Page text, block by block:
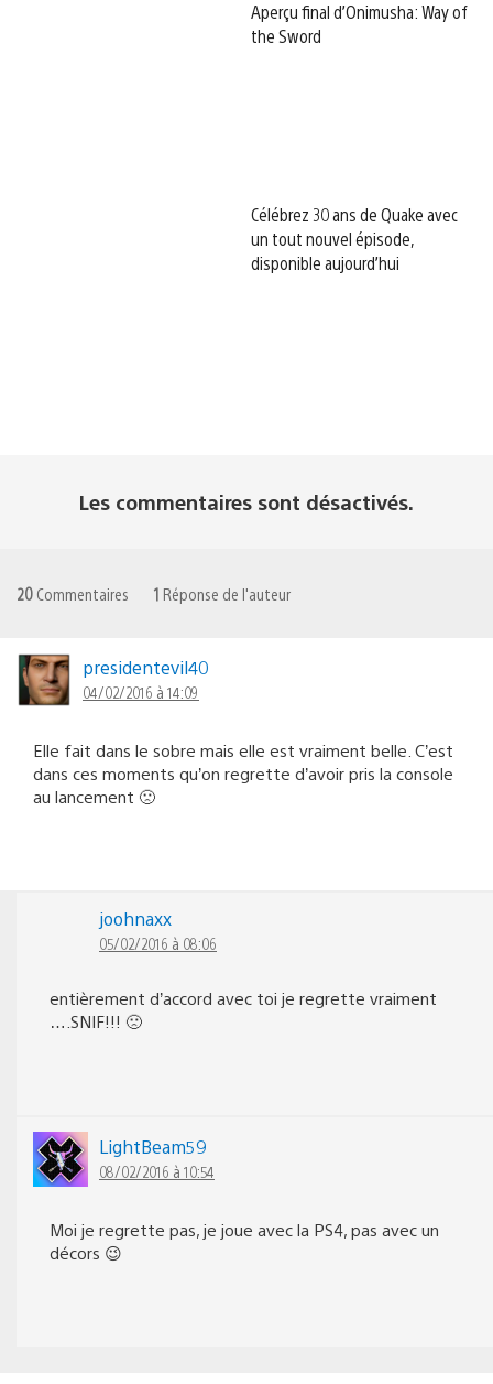
Aperçu final d’Onimusha: Way of
the Sword
Célébrez 30 ans de Quake avec
un tout nouvel épisode,
disponible aujourd’hui
Les commentaires sont désactivés.
20 Commentaires 1 Réponse de l'auteur
presidentevil40
04/02/2016 à 14:09
Elle fait dans le sobre mais elle est vraiment belle. C’est
dans ces moments qu’on regrette d’avoir pris la console
au lancement 🙁
joohnaxx
05/02/2016 à 08:06
entièrement d’accord avec toi je regrette vraiment
….SNIF!!! 🙁
LightBeam59
08/02/2016 à 10:54
Moi je regrette pas, je joue avec la PS4, pas avec un
décors 😉